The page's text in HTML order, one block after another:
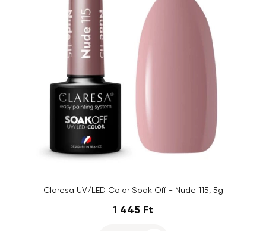
Claresa UV/LED Color Soak Off - Nude 115, 5g
1 445 Ft